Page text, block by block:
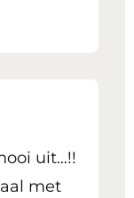
uit…!!
met